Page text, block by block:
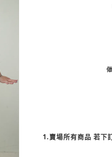
1.賣場所有商品 若下